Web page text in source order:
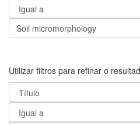
Utilizar filtros para refinar o